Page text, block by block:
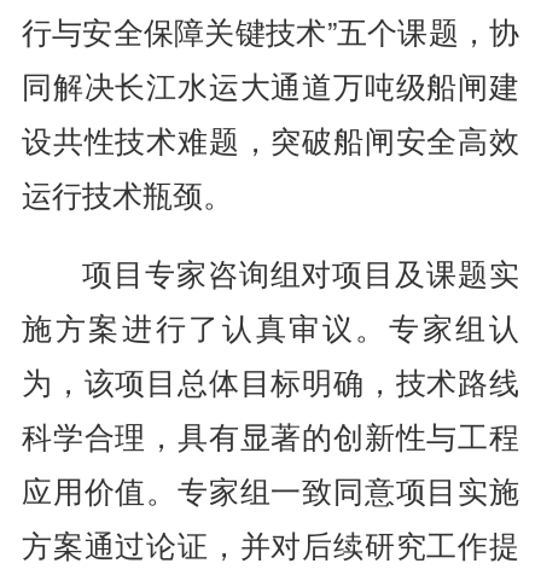
行与安全保障关键技术”五个课题，协
同解决长江水运大通道万吨级船闸建
设共性技术难题，突破船闸安全高效
运行技术瓶颈。
项目专家咨询组对项目及课题实
施方案进行了认真审议。专家组认
为，该项目总体目标明确，技术路线
科学合理，具有显著的创新性与工程
应用价值。专家组一致同意项目实施
方案通过论证，并对后续研究工作提